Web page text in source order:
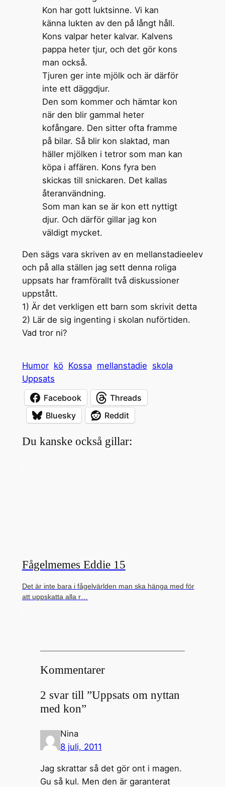
Kon har gott luktsinne. Vi kan
känna lukten av den på långt håll.
Kons valpar heter kalvar. Kalvens
pappa heter tjur, och det gör kons
man också.
Tjuren ger inte mjölk och är därför
inte ett däggdjur.
Den som kommer och hämtar kon
när den blir gammal heter
kofångare. Den sitter ofta framme
på bilar. Så blir kon slaktad, man
häller mjölken i tetror som man kan
köpa i affären. Kons fyra ben
skickas till snickaren. Det kallas
återanvändning.
Som man kan se är kon ett nyttigt
djur. Och därför gillar jag kon
väldigt mycket.
Den sägs vara skriven av en mellanstadieelev
och på alla ställen jag sett denna roliga
uppsats har framförallt två diskussioner
uppstått.
1) Är det verkligen ett barn som skrivit detta
2) Lär de sig ingenting i skolan nuförtiden.
Vad tror ni?
Humor kö Kossa mellanstadie skola
Uppsats
Facebook
Threads
Bluesky
Reddit
Du kanske också gillar:
Fågelmemes Eddie 15
Det är inte bara i fågelvärlden man ska hänga med för
att uppskatta alla r…
Kommentarer
2 svar till ”Uppsats om nyttan
med kon”
Nina
8 juli, 2011
Jag skrattar så det gör ont i magen.
Gu så kul. Men den är garanterat